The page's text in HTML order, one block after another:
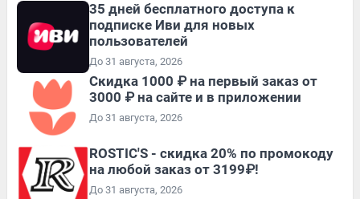
35 дней бесплатного доступа к
подписке Иви для новых
пользователей
До 31 августа, 2026
Скидка 1000 ₽ на первый заказ от
3000 ₽ на сайте и в приложении
До 31 августа, 2026
ROSTIC'S - скидка 20% по промокоду
на любой заказ от 3199₽!
До 31 августа, 2026